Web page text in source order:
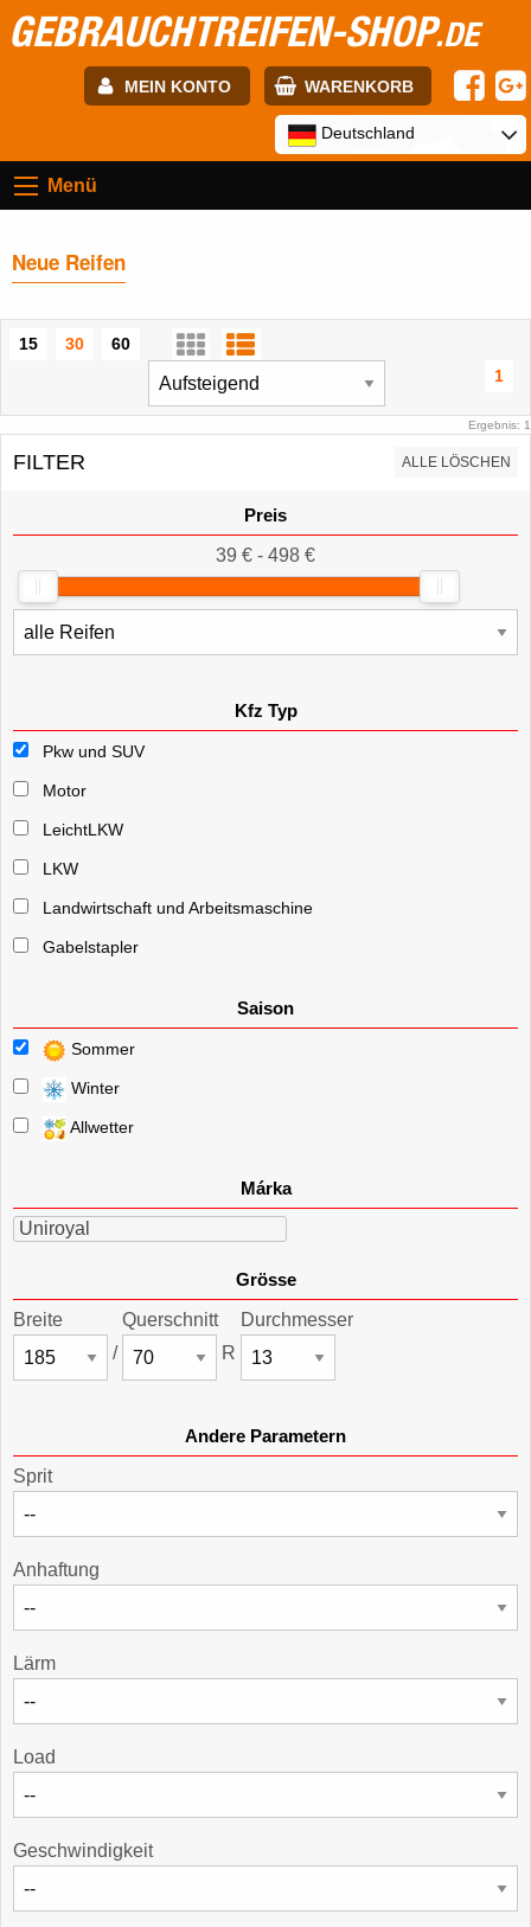
GEBRAUCHTREIFEN-SHOP.DE
MEIN KONTO WARENKORB
Passwort:
Deutschland
Menü
Neue Reifen
15 30
60
1
Ergebnis: 1
FILTER ALLE LÖSCHEN
Preis
39 € - 498 €
Kfz Typ
Pkw und SUV
Motor
LeichtLKW
LKW
Landwirtschaft und Arbeitsmaschine
Gabelstapler
Saison
Sommer
Winter
Allwetter
Márka
Uniroyal
Grösse
Breite
/
Querschnitt
R
Durchmesser
Andere Parametern
Sprit
Anhaftung
Lärm
Load
Geschwindigkeit